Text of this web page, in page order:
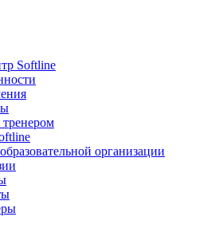
Softline
организации